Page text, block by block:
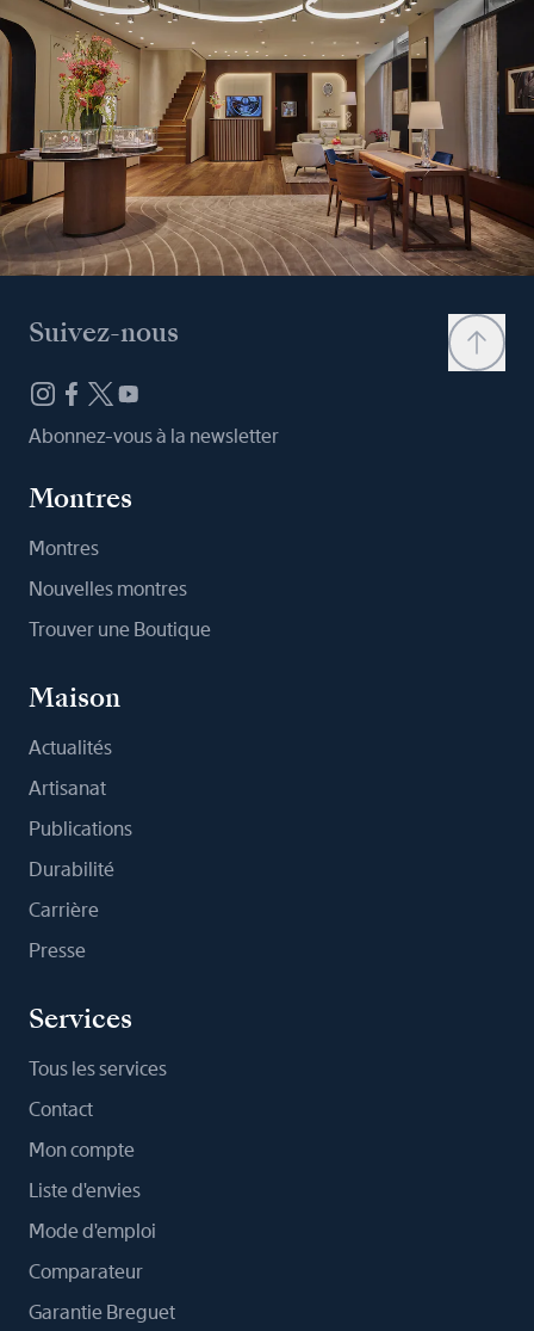
Suivez-nous
Abonnez-vous à la newsletter
Montres
Montres
Nouvelles montres
Trouver une Boutique
Maison
Actualités
Artisanat
Publications
Durabilité
Carrière
Presse
Services
Tous les services
Contact
Mon compte
Liste d'envies
Mode d'emploi
Comparateur
Garantie Breguet